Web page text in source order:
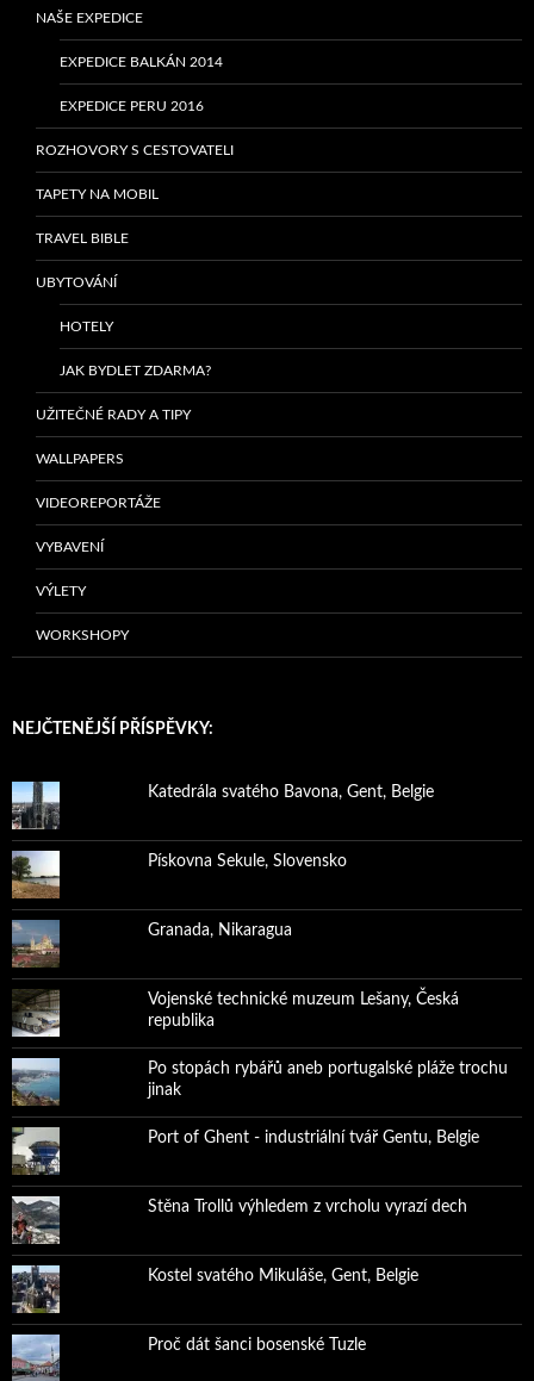
NAŠE EXPEDICE
EXPEDICE BALKÁN 2014
EXPEDICE PERU 2016
ROZHOVORY S CESTOVATELI
TAPETY NA MOBIL
TRAVEL BIBLE
UBYTOVÁNÍ
HOTELY
JAK BYDLET ZDARMA?
UŽITEČNÉ RADY A TIPY
WALLPAPERS
VIDEOREPORTÁŽE
VYBAVENÍ
VÝLETY
WORKSHOPY
NEJČTENĚJŠÍ PŘÍSPĚVKY:
Katedrála svatého Bavona, Gent, Belgie
Pískovna Sekule, Slovensko
Granada, Nikaragua
Vojenské technické muzeum Lešany, Česká
republika
Po stopách rybářů aneb portugalské pláže trochu
jinak
Port of Ghent - industriální tvář Gentu, Belgie
Stěna Trollů výhledem z vrcholu vyrazí dech
Kostel svatého Mikuláše, Gent, Belgie
Proč dát šanci bosenské Tuzle